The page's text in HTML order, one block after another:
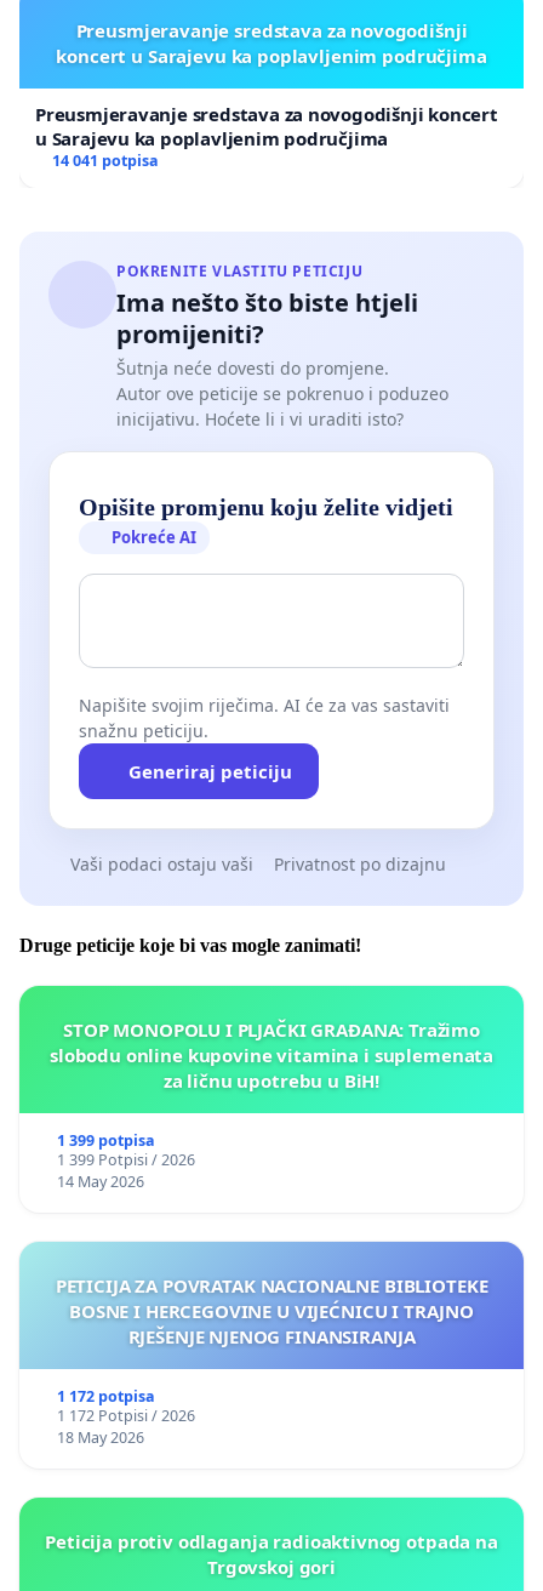
Preusmjeravanje sredstava za novogodišnji
koncert u Sarajevu ka poplavljenim područjima
Preusmjeravanje sredstava za novogodišnji koncert
u Sarajevu ka poplavljenim područjima
14 041 potpisa
POKRENITE VLASTITU PETICIJU
Ima nešto što biste htjeli
promijeniti?
Šutnja neće dovesti do promjene.
Autor ove peticije se pokrenuo i poduzeo
inicijativu. Hoćete li i vi uraditi isto?
Opišite promjenu koju želite vidjeti
Pokreće AI
Napišite svojim riječima. AI će za vas sastaviti
snažnu peticiju.
Generiraj peticiju
Vaši podaci ostaju vaši Privatnost po dizajnu
Druge peticije koje bi vas mogle zanimati!
STOP MONOPOLU I PLJAČKI GRAĐANA: Tražimo
slobodu online kupovine vitamina i suplemenata
za ličnu upotrebu u BiH!
1 399 potpisa
1 399 Potpisi / 2026
14 May 2026
PETICIJA ZA POVRATAK NACIONALNE BIBLIOTEKE
BOSNE I HERCEGOVINE U VIJEĆNICU I TRAJNO
RJEŠENJE NJENOG FINANSIRANJA
1 172 potpisa
1 172 Potpisi / 2026
18 May 2026
Peticija protiv odlaganja radioaktivnog otpada na
Trgovskoj gori